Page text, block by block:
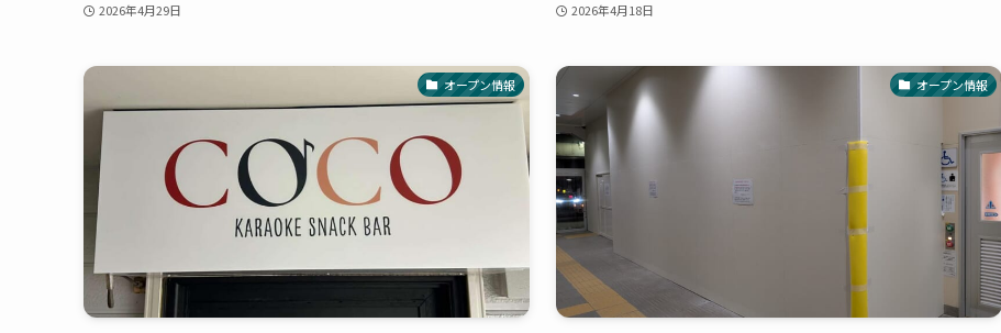
2026年4月29日 2026年4月18日
オープン情報 オープン情報